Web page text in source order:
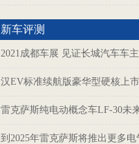
新车评测
2021成都车展 见证长城汽车车
汉EV标准续航版豪华型硬核上
雷克萨斯纯电动概念车LF-30未
到2025年雷克萨斯将推出更多电